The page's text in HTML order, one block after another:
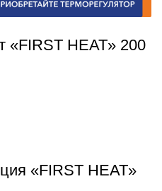
«FIRST HEAT» 200
«FIRST HEAT»